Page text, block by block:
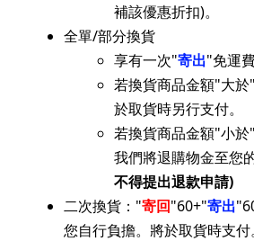
補該優惠折扣)。
全單/部分換貨
享有一次"寄出"免運
若換貨商品金額"大
於取貨時另行支付。
若換貨商品金額"小
我們將退購物金至您
不得提出退款申請)
二次換貨："寄回"60+"寄出
您自行負擔。將於取貨時支付。